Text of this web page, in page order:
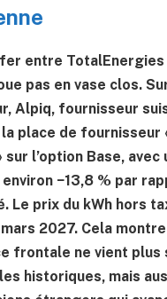
entre
pas en vase clos.
Alpiq, fournisseur
place de fournisseur
sur l’option Base, avec
−13,8 % par
Le prix du kWh hors
mars 2027. Cela
frontale ne vient plus
historiques, mais